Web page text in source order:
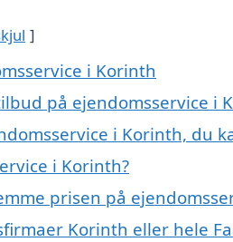
i Korinth
på ejendomsservice i
i Korinth, du
i Korinth?
prisen på
Korinth eller hele